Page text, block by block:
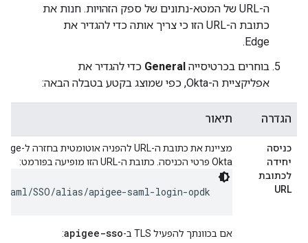
ה-URL של המטא-נתונים של ספק הזהויות. חנות את
כתובת ה-URL הזו כי צריך אותה כדי להגדיר את
Edge.
בוחרים בכרטיסייה General כדי להגדיר את
אפליקציית ה-Okta, כפי שמוצג בקטע בטבלה הבאה:
הגדרה תיאור
כניסה
יחידה
לכתובת
URL
Okta פרטי הכניסה. כתובת ה-URL הזו מופיעה בפורמט:
saml/SSO/alias/apigee-saml-login-opdk
אם בכוונתך להפעיל TLS ב- apigee-sso
: